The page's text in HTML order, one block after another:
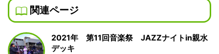
関連ページ
2021年 第11回音楽祭 JAZZナイトin親水
デッキ